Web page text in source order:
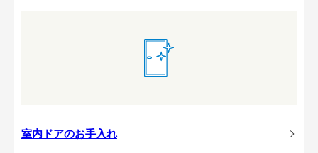
室内ドアのお手入れ